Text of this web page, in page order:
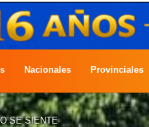
Nacionales Provinciales
SE SIENTE